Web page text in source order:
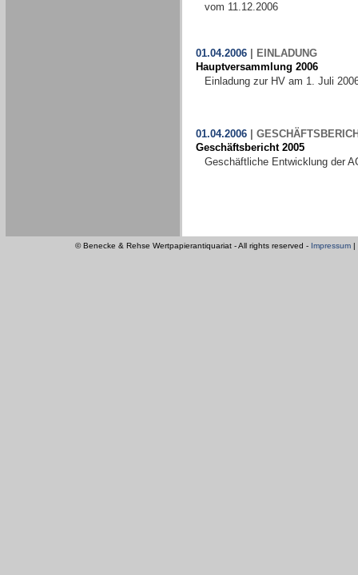
vom 11.12.2006
01.04.2006|
EINLADUNG
Hauptversammlung 2006
Einladung zur HV am 1. Juli
01.04.2006|
Geschäftsbericht 2005
Geschäftliche Entwicklung der
© Benecke & Rehse Wertpapierantiquariat - All rights reserved - Impressum |